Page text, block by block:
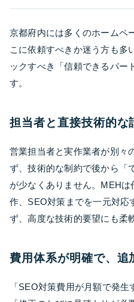
京都府内には多くのホームペ
こに依頼すべきか迷う方も多
ックすべき「信頼できるパー
す。
担当者と直接技術的な
営業担当者と実作業者が別々
ず、技術的な制約で後から「
が少なくありません。MEHは
作、SEO対策までを一元対応
ず、高度な技術的要望にも柔
費用体系が明確で、追
「SEO対策費用が月額で発生